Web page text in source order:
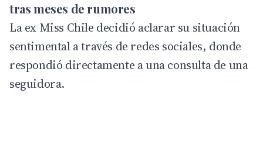
tras meses de rumores
La ex Miss Chile decidió aclarar su situación
sentimental a través de redes sociales, donde
respondió directamente a una consulta de una
seguidora.